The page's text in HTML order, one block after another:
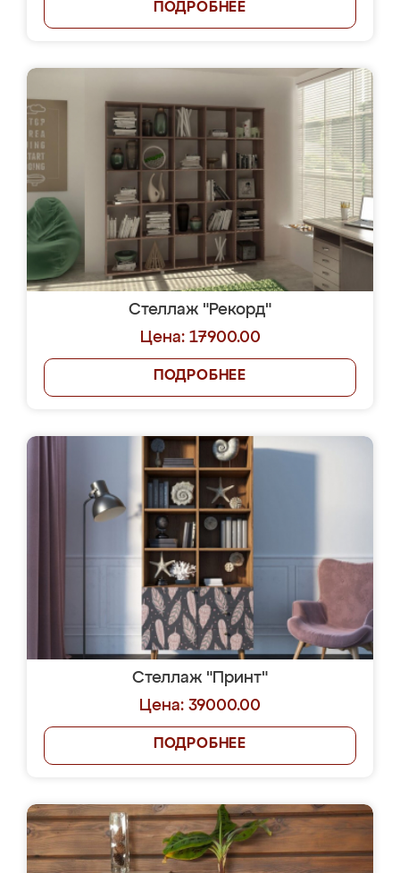
ПОДРОБНЕЕ
Стеллаж "Рекорд"
Цена: 17900.00
ПОДРОБНЕЕ
Стеллаж "Принт"
Цена: 39000.00
ПОДРОБНЕЕ